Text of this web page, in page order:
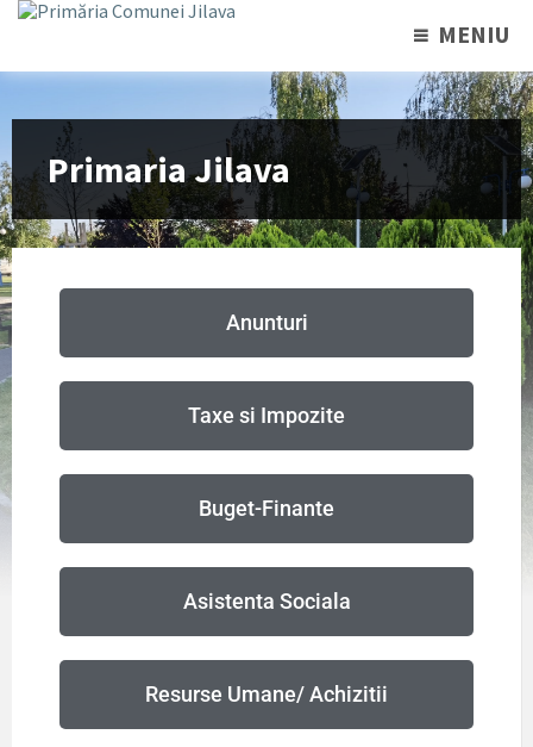
MENIU
Primaria Jilava
Anunturi
Taxe si Impozite
Buget-Finante
Asistenta Sociala
Resurse Umane/ Achizitii